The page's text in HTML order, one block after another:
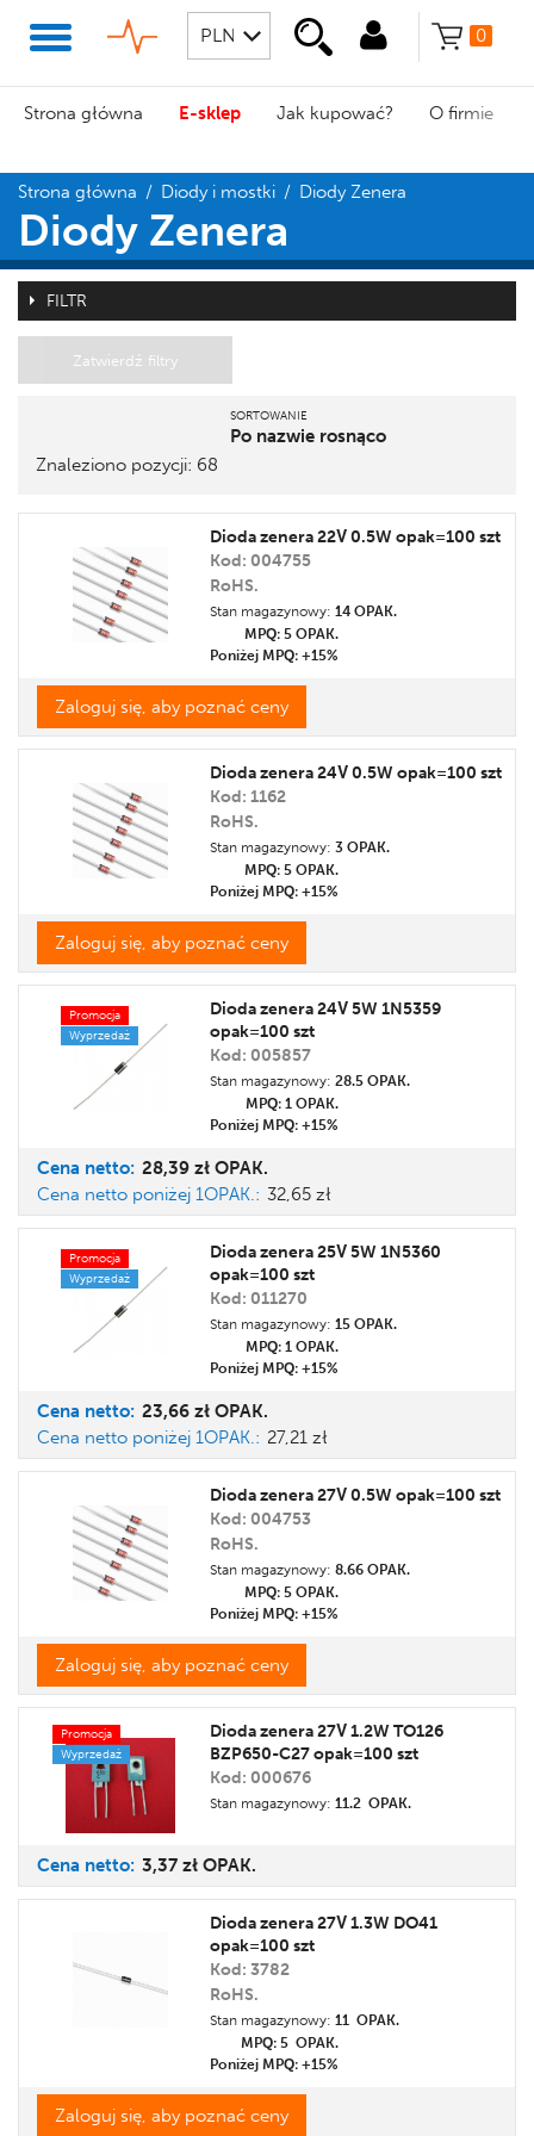
0
Strona główna E-sklep Jak kupować? O firmie
Strona główna / Diody i mostki / Diody Zenera
Diody Zenera
FILTR
Zatwierdź filtry
SORTOWANIE
Po nazwie rosnąco
Cena
Promocja
Etykieta
Znaleziono pozycji: 68
Dioda zenera 22V 0.5W opak=100 szt
Kod: 004755
RoHS.
Stan magazynowy: 14 OPAK.
MPQ: 5 OPAK.
Poniżej MPQ: +15%
Zaloguj się, aby poznać ceny
Dioda zenera 24V 0.5W opak=100 szt
Kod: 1162
RoHS.
Stan magazynowy: 3 OPAK.
MPQ: 5 OPAK.
Poniżej MPQ: +15%
Zaloguj się, aby poznać ceny
Promocja
Wyprzedaż
Dioda zenera 24V 5W 1N5359
opak=100 szt
Kod: 005857
Stan magazynowy: 28.5 OPAK.
MPQ: 1 OPAK.
Poniżej MPQ: +15%
Cena netto: 28,39 zł OPAK.
Cena netto poniżej 1OPAK.: 32,65 zł
Promocja
Wyprzedaż
Dioda zenera 25V 5W 1N5360
opak=100 szt
Kod: 011270
Stan magazynowy: 15 OPAK.
MPQ: 1 OPAK.
Poniżej MPQ: +15%
Cena netto: 23,66 zł OPAK.
Cena netto poniżej 1OPAK.: 27,21 zł
Dioda zenera 27V 0.5W opak=100 szt
Kod: 004753
RoHS.
Stan magazynowy: 8.66 OPAK.
MPQ: 5 OPAK.
Poniżej MPQ: +15%
Zaloguj się, aby poznać ceny
Promocja
Wyprzedaż
Dioda zenera 27V 1.2W TO126
BZP650-C27 opak=100 szt
Kod: 000676
Stan magazynowy: 11.2 OPAK.
Cena netto: 3,37 zł OPAK.
Dioda zenera 27V 1.3W DO41
opak=100 szt
Kod: 3782
RoHS.
Stan magazynowy: 11 OPAK.
MPQ: 5 OPAK.
Poniżej MPQ: +15%
Zaloguj się, aby poznać ceny